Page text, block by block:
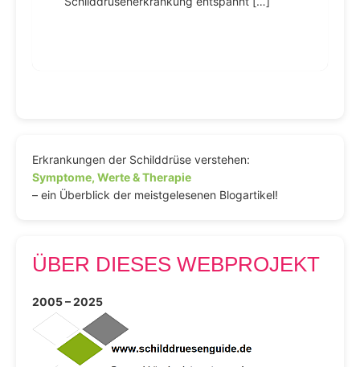
Erkrankungen der Schilddrüse verstehen:
Symptome, Werte & Therapie
– ein Überblick der meistgelesenen Blogartikel!
ÜBER DIESES WEBPROJEKT
2005 – 2025